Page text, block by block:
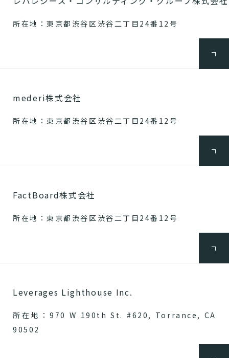
所在地：東京都渋谷区渋谷二丁目24番12号
mederi株式会社
所在地：東京都渋谷区渋谷二丁目24番12号
FactBoard株式会社
所在地：東京都渋谷区渋谷二丁目24番12号
Leverages Lighthouse Inc.
所在地：970 W 190th St. #620, Torrance, CA
90502